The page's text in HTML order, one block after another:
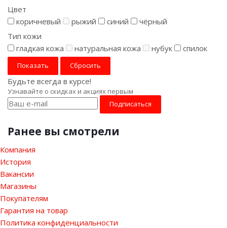
Цвет
коричневый
рыжий синий
чёрный
Тип кожи
гладкая кожа
натуральная кожа нубук спилок
Сбросить
Будьте всегда в курсе!
Узнавайте о скидках и акциях первым
Ранее вы смотрели
Компания
История
Вакансии
Магазины
Покупателям
Гарантия на товар
Политика конфиденциальности